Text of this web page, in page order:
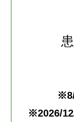
※2026/